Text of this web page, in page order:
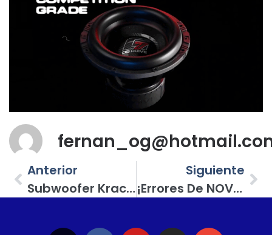
Anterior
Subwoofer Krack Audio De 8 Pulgadas Y Un Manejo De 300 Watts De Potencia RMS
Siguiente
¡Errores De NOVATO En La Carpa De SPL! ¿Cometiste Alguno De Ellos?